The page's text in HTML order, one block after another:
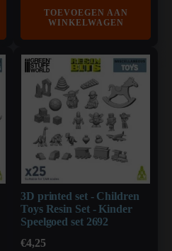
TOEVOEGEN AAN
WINKELWAGEN
3D printed set - Children
Toys Resin Set - Kinder
Speelgoed set 2692
€4,25